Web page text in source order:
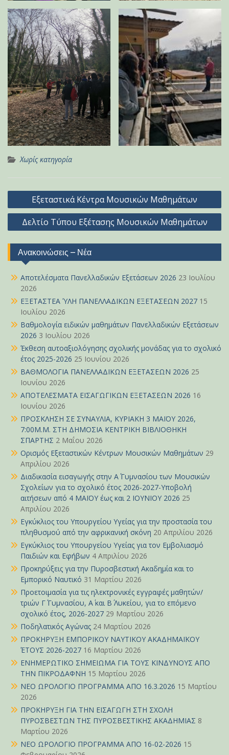
Χωρίς κατηγορία
Πλοήγηση
άρθρων
Εξεταστικά Κέντρα Μουσικών Μαθημάτων
Δελτίο Τύπου Εξέτασης Μουσικών Μαθημάτων
Ανακοινώσεις – Νέα
Αποτελέσματα Πανελλαδικών Εξετάσεων 2026 23 Ιουλίου
2026
ΕΞΕΤΑΣΤΕΑ ΎΛΗ ΠΑΝΕΛΛΑΔΙΚΩΝ ΕΞΕΤΑΣΕΩΝ 2027 15
Ιουλίου 2026
Βαθμολογία ειδικών μαθημάτων Πανελλαδικών Εξετάσεων
2026 3 Ιουλίου 2026
Έκθεση αυτοαξιολόγησης σχολικής μονάδας για το σχολικό
έτος 2025-2026 25 Ιουνίου 2026
ΒΑΘΜΟΛΟΓΙΑ ΠΑΝΕΛΛΑΔΙΚΩΝ ΕΞΕΤΑΣΕΩΝ 2026 25
Ιουνίου 2026
ΑΠΟΤΕΛΕΣΜΑΤΑ ΕΙΣΑΓΩΓΙΚΩΝ ΕΞΕΤΑΣΕΩΝ 2026 16
Ιουνίου 2026
ΠΡΟΣΚΛΗΣΗ ΣΕ ΣΥΝΑΥΛΙΑ, ΚΥΡΙΑΚΗ 3 ΜΑΪΟΥ 2026,
7:00Μ.Μ. ΣΤΗ ΔΗΜΟΣΙΑ ΚΕΝΤΡΙΚΗ ΒΙΒΛΙΟΘΗΚΗ
ΣΠΑΡΤΗΣ 2 Μαΐου 2026
Ορισμός Εξεταστικών Κέντρων Μουσικών Μαθημάτων 29
Απριλίου 2026
Διαδικασία εισαγωγής στην Α΄ Γυμνασίου των Μουσικών
Σχολείων για το σχολικό έτος 2026-2027-Υποβολή
αιτήσεων από 4 ΜΑΪΟΥ έως και 2 ΙΟΥΝΙΟΥ 2026 25
Απριλίου 2026
Εγκύκλιος του Υπουργείου Υγείας για την προστασία του
πληθυσμού από την αφρικανική σκόνη 20 Απριλίου 2026
Εγκύκλιος του Υπουργείου Υγείας για τον Εμβολιασμό
Παιδιών και Εφήβων 4 Απριλίου 2026
Προκηρύξεις για την Πυροσβεστική Ακαδημία και το
Εμπορικό Ναυτικό 31 Μαρτίου 2026
Προετοιμασία για τις ηλεκτρονικές εγγραφές μαθητών/
τριών Γ΄ Γυμνασίου, Α΄ και Β΄ Λυκείου, για το επόμενο
σχολικό έτος, 2026-2027 29 Μαρτίου 2026
Ποδηλατικός Αγώνας 24 Μαρτίου 2026
ΠΡΟΚΗΡΥΞΗ ΕΜΠΟΡΙΚΟΥ ΝΑΥΤΙΚΟΥ ΑΚΑΔΗΜΑΪΚΟΥ
ΈΤΟΥΣ 2026-2027 16 Μαρτίου 2026
ΕΝΗΜΕΡΩΤΙΚΟ ΣΗΜΕΙΩΜΑ ΓΙΑ ΤΟΥΣ ΚΙΝΔΥΝΟΥΣ ΑΠΟ
ΤΗΝ ΠΙΚΡΟΔΑΦΝΗ 15 Μαρτίου 2026
ΝΕΟ ΩΡΟΛΟΓΙΟ ΠΡΟΓΡΑΜΜΑ ΑΠΟ 16.3.2026 15 Μαρτίου
2026
ΠΡΟΚΗΡΥΞΗ ΓΙΑ ΤΗΝ ΕΙΣΑΓΩΓΗ ΣΤΗ ΣΧΟΛΗ
ΠΥΡΟΣΒΕΣΤΩΝ ΤΗΣ ΠΥΡΟΣΒΕΣΤΙΚΗΣ ΑΚΑΔΗΜΙΑΣ 8
Μαρτίου 2026
ΝΕΟ ΩΡΟΛΟΓΙΟ ΠΡΟΓΡΑΜΜΑ ΑΠΟ 16-02-2026 15